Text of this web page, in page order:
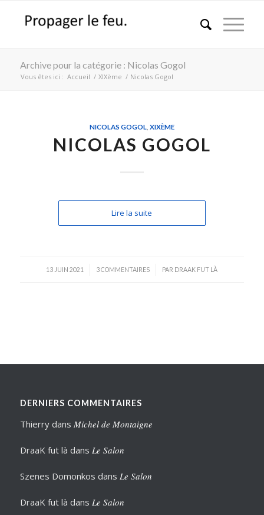
Archive pour la catégorie : Nicolas Gogol
Vous êtes ici : Accueil / XIXème / Nicolas Gogol
NICOLAS GOGOL, XIXÈME
NICOLAS GOGOL
Lire la suite
13 JUIN 2021
/ 3 COMMENTAIRES
/ PAR DRAAK FUT LÀ
DERNIERS COMMENTAIRES
Thierrydans Michel de Montaigne
DraaK fut là dans Le Salon
Szenes Domonkos dans Le Salon
DraaK fut là dans Le Salon